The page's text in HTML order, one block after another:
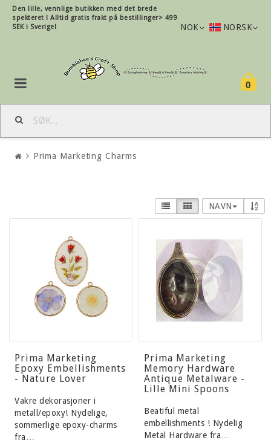
Den lille, vennlige butikken med det brede
spekteret ! Alltid gratis frakt på bestillinger> 499
SEK i Sverige!
NOK NORSK
0
Prima Marketing Charms
NAVN
Prima Marketing
Epoxy Embellishments
- Nature Lover
Vakre dekorasjoner i
metall/epoxy! Nydelige,
sommerlige epoxy-charms
fra…
Prima Marketing
Memory Hardware
Antique Metalware -
Lille Mini Spoons
Beatiful metal
embellishments ! Nydelig
Metal Hardware fra…